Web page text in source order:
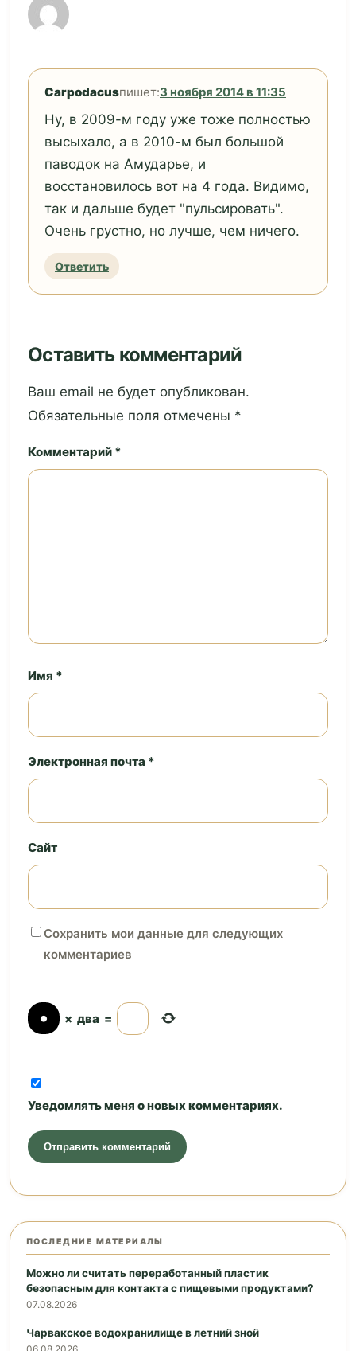
Carpodacusпишет:3 ноября 2014 в 11:35
Ну, в 2009-м году уже тоже полностью
высыхало, а в 2010-м был большой
паводок на Амударье, и
восстановилось вот на 4 года. Видимо,
так и дальше будет "пульсировать".
Очень грустно, но лучше, чем ничего.
Ответить
Оставить комментарий
Ваш email не будет опубликован.
Обязательные поля отмечены *
Комментарий *
Имя *
Электронная почта *
Сайт
Сохранить мои данные для следующих
комментариев
× два =
Уведомлять меня о новых комментариях.
ПОСЛЕДНИЕ МАТЕРИАЛЫ
Можно ли считать переработанный пластик
безопасным для контакта с пищевыми продуктами?
07.08.2026
Чарвакское водохранилище в летний зной